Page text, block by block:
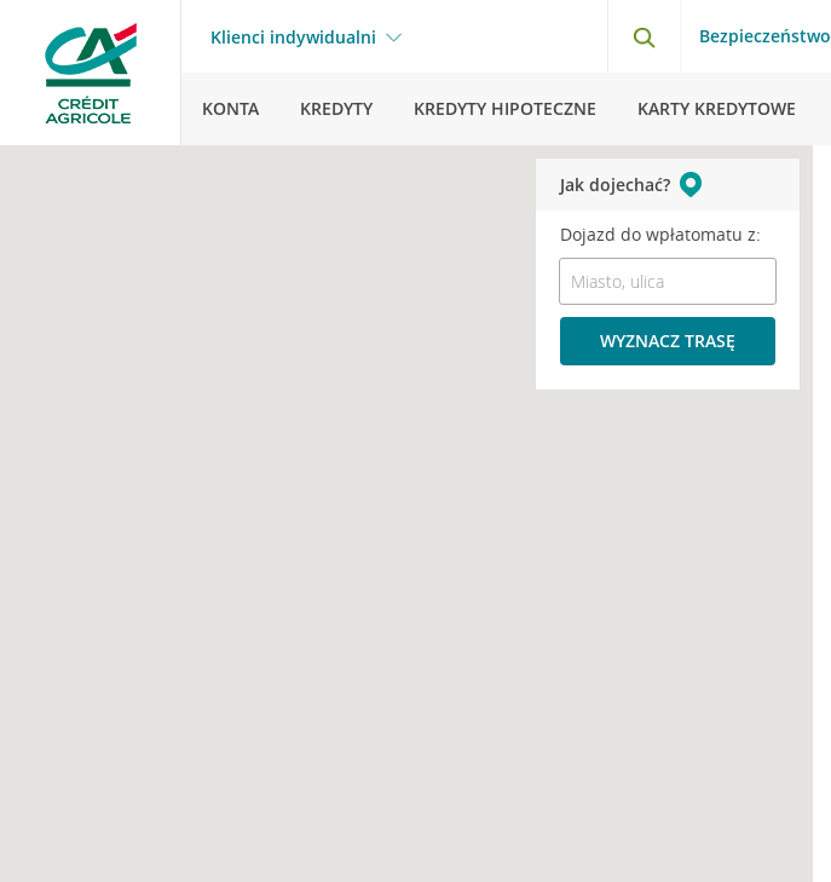
Klienci indywidualni Bezpieczeństwo
KONTA KREDYTY KREDYTY HIPOTECZNE KARTY KREDYTOWE
Jak dojechać?
Dojazd do wpłatomatu z:
WYZNACZ TRASĘ